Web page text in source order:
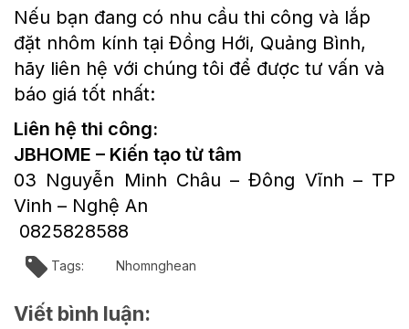
Nếu bạn đang có nhu cầu thi công và lắp
đặt nhôm kính tại Đồng Hới, Quảng Bình,
hãy liên hệ với chúng tôi để được tư vấn và
báo giá tốt nhất:
Liên hệ thi công:
JBHOME – Kiến tạo từ tâm
03 Nguyễn Minh Châu – Đông Vĩnh – TP
Vinh – Nghệ An
0825828588
Tags: Nhomnghean
Viết bình luận: